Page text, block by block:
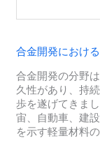
合金開発におけ
合金開発の分野
久性があり、持
歩を遂げてきま
宙、自動車、建
を示す軽量材料